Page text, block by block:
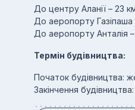
До центру Аланії – 23
До аеропорту Газіпаша
До аеропорту Анталія
Термін будівництва:
Початок будівництва:
Закінчення